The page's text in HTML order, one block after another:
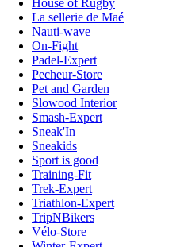
La sellerie de Maé
Nauti-wave
On-Fight
Padel-Expert
Pecheur-Store
Pet and Garden
Slowood Interior
Smash-Expert
Sneak'In
Sneakids
Sport is good
Training-Fit
Trek-Expert
Triathlon-Expert
TripNBikers
Vélo-Store